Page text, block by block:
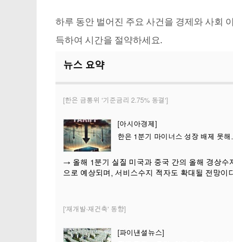
하루 동안 벌어진 주요 사건을 경제와 사회
득하여 시간을 절약하세요.